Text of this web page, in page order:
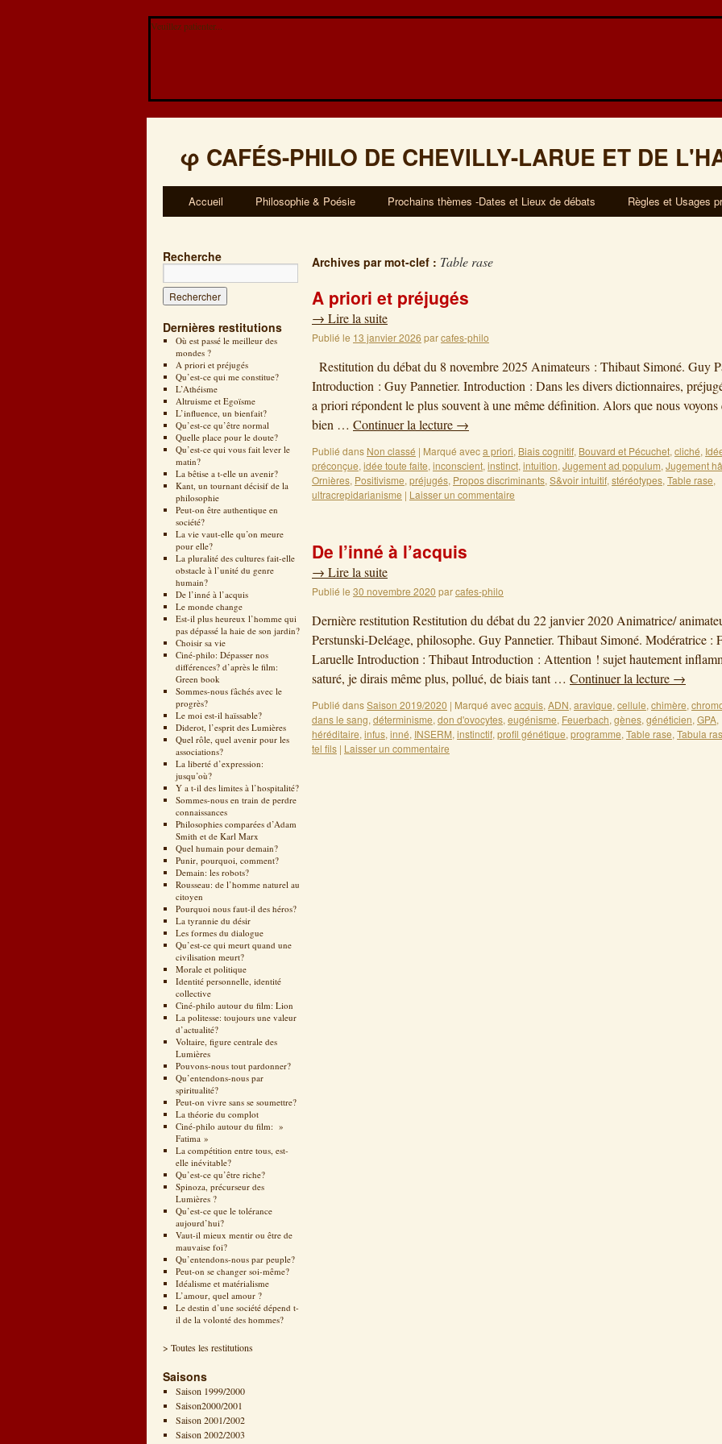
Veuillez patienter...
φ CAFÉS-PHILO DE CHEVILLY-LARUE ET DE
Accueil Philosophie & Poésie Prochains thèmes -Dates et Lieux de débats Règles et Usages
Recherche
Dernières restitutions
Où est passé le meilleur des
mondes ?
A priori et préjugés
Qu’est-ce qui me constitue?
L’Athéisme
Altruisme et Egoïsme
L’influence, un bienfait?
Qu’est-ce qu’être normal
Quelle place pour le doute?
Qu’est-ce qui vous fait lever le
matin?
La bêtise a t-elle un avenir?
Kant, un tournant décisif de la
philosophie
Peut-on être authentique en
société?
La vie vaut-elle qu’on meure
pour elle?
La pluralité des cultures fait-elle
obstacle à l’unité du genre
humain?
De l’inné à l’acquis
Le monde change
Est-il plus heureux l’homme qui
pas dépassé la haie de son jardin?
Choisir sa vie
Ciné-philo: Dépasser nos
différences? d’après le film:
Green book
Sommes-nous fâchés avec le
progrès?
Le moi est-il haïssable?
Diderot, l’esprit des Lumières
Quel rôle, quel avenir pour les
associations?
La liberté d’expression:
jusqu’où?
Y a t-il des limites à l’hospitalité?
Sommes-nous en train de perdre
connaissances
Philosophies comparées d’Adam
Smith et de Karl Marx
Quel humain pour demain?
Punir, pourquoi, comment?
Demain: les robots?
Rousseau: de l’homme naturel au
citoyen
Pourquoi nous faut-il des héros?
La tyrannie du désir
Les formes du dialogue
Qu’est-ce qui meurt quand une
civilisation meurt?
Morale et politique
Identité personnelle, identité
collective
Ciné-philo autour du film: Lion
La politesse: toujours une valeur
d’actualité?
Voltaire, figure centrale des
Lumières
Pouvons-nous tout pardonner?
Qu’entendons-nous par
spiritualité?
Peut-on vivre sans se soumettre?
La théorie du complot
Ciné-philo autour du film: »
Fatima »
La compétition entre tous, est-
elle inévitable?
Qu’est-ce qu’être riche?
Spinoza, précurseur des
Lumières ?
Qu’est-ce que le tolérance
aujourd’hui?
Vaut-il mieux mentir ou être de
mauvaise foi?
Qu’entendons-nous par peuple?
Peut-on se changer soi-même?
Idéalisme et matérialisme
L’amour, quel amour ?
Le destin d’une société dépend t-
il de la volonté des hommes?
> Toutes les restitutions
Saisons
Saison 1999/2000
Saison2000/2001
Saison 2001/2002
Saison 2002/2003
Archives par mot-clef : Table rase
A priori et préjugés
→ Lire la suite
Publié le 13 janvier 2026 parcafes-philo
Restitution du débat du 8 novembre 2025 Animateurs : Thibaut Simoné. Guy
Introduction : Guy Pannetier. Introduction : Dans les divers dictionnaires,
a priori répondent le plus souvent à une même définition. Alors que nous voyons
bien … Continuer la lecture →
Publié dans Non classé | Marqué aveca priori, Biais cognitif, Bouvard et Pécuchet, cliché,
préconçue, idée toute faite, inconscient, instinct, intuition, Jugement ad populum, Jugement
Ornières, Positivisme, préjugés, Propos discriminants, S&voir intuitif, stéréotypes, Table rase,
ultracrepidarianisme | Laisser un commentaire
De l’inné à l’acquis
→ Lire la suite
Publié le 30 novembre 2020 parcafes-philo
Dernière restitution Restitution du débat du 22 janvier 2020 Animatrice/
Perstunski-Deléage, philosophe. Guy Pannetier. Thibaut Simoné. Modératrice :
Laruelle Introduction : Thibaut Introduction : Attention ! sujet hautement
saturé, je dirais même plus, pollué, de biais tant … Continuer la lecture →
Publié dansSaison 2019/2020 | Marqué avecacquis, ADN, aravique, cellule, chimère,
dans le sang, déterminisme, don d'ovocytes, eugénisme, Feuerbach, gènes, généticien, GPA,
héréditaire, infus, inné, INSERM, instinctif, profil génétique, programme, Table rase, Tabula
tel fils | Laisser un commentaire